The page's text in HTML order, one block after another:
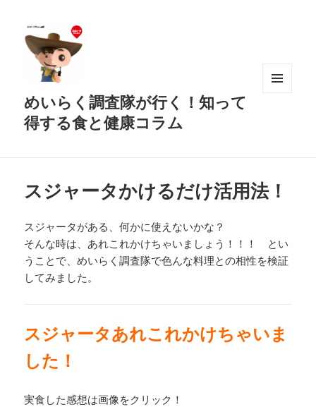
めいらく調査隊が行く！知って
得する食と健康コラム
スジャータかけるだけ活用法！
スジャータがある、何かに使えないかな？
そんな時は、あれこれかけちゃいましょう！！！ とい
うことで、めいらく調査隊で色んな料理との相性を検証
してみました。
スジャータあれこれかけちゃいま
した！
実食した感想は画像をクリック！